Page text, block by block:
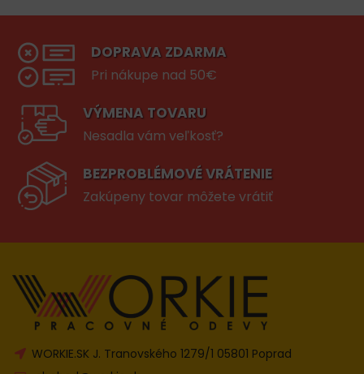
DOPRAVA ZDARMA
Pri nákupe nad 50€
VÝMENA TOVARU
Nesadla vám veľkosť?
BEZPROBLÉMOVÉ VRÁTENIE
Zakúpeny tovar môžete vrátiť
WORKIE.SK J. Tranovského 1279/1 05801 Poprad